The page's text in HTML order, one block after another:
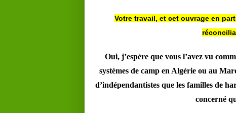
Votre travail, et cet ouvrage en
Oui, j’espère que vous l’avez vu
systèmes de camp en Algérie ou au
d’indépendantistes que les familles de
concerné